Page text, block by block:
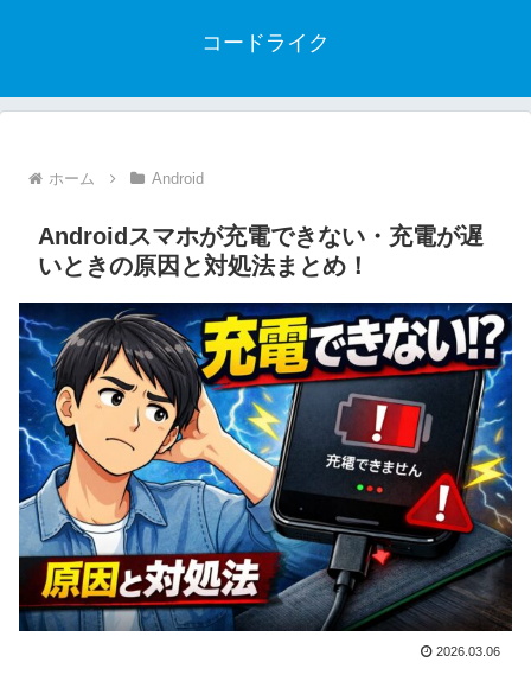
コードライク
ホーム Android
Androidスマホが充電できない・充電が遅
いときの原因と対処法まとめ！
2026.03.06